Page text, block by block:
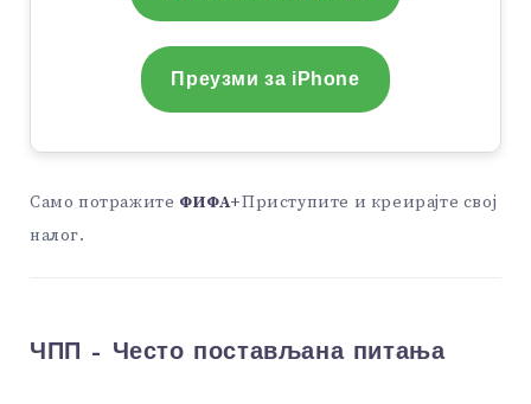
Преузми за iPhone
Само потражите ФИФА+Приступите и креирајте свој
налог.
ЧПП – Често постављана питања